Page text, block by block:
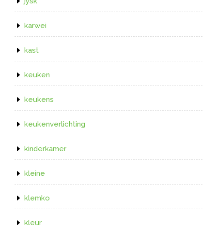
karwei
kast
keuken
keukens
keukenverlichting
kinderkamer
kleine
klemko
kleur